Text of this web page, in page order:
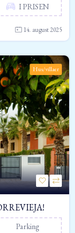
I PRISEN
14. august 2025
Hus/villaer
Parking